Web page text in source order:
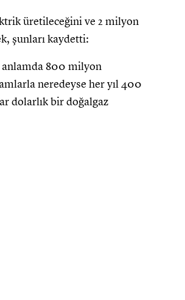
üretileceğini ve 2 milyon
şunları kaydetti:
800 milyon
neredeyse her yıl 400
dolarlık bir doğalgaz